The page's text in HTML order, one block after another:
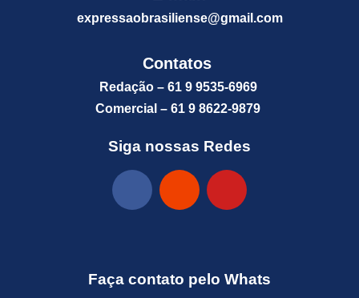
expressaobrasiliense@gmail.com
Contatos
Redação – 61 9 9535-6969
Comercial – 61 9 8622-9879
Siga nossas Redes
Faça contato pelo Whats